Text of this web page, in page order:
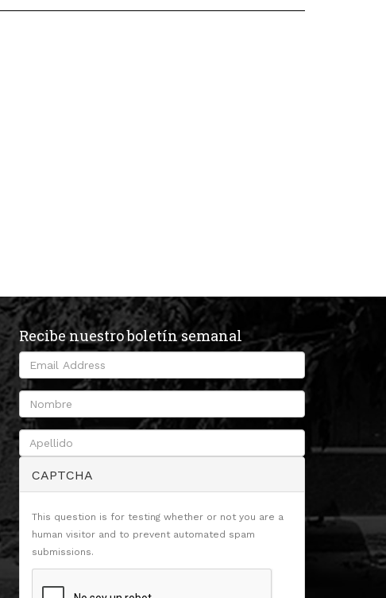
Recibe nuestro boletín semanal
CAPTCHA
This question is for testing whether or not you are a
human visitor and to prevent automated spam
submissions.